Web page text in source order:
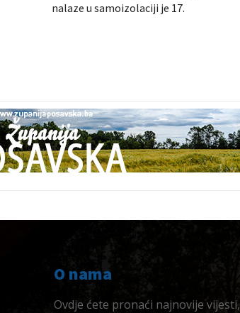
nalaze u samoizolaciji je 17.
O nama
Ovdje ćete pronaći najnovije vijesti,